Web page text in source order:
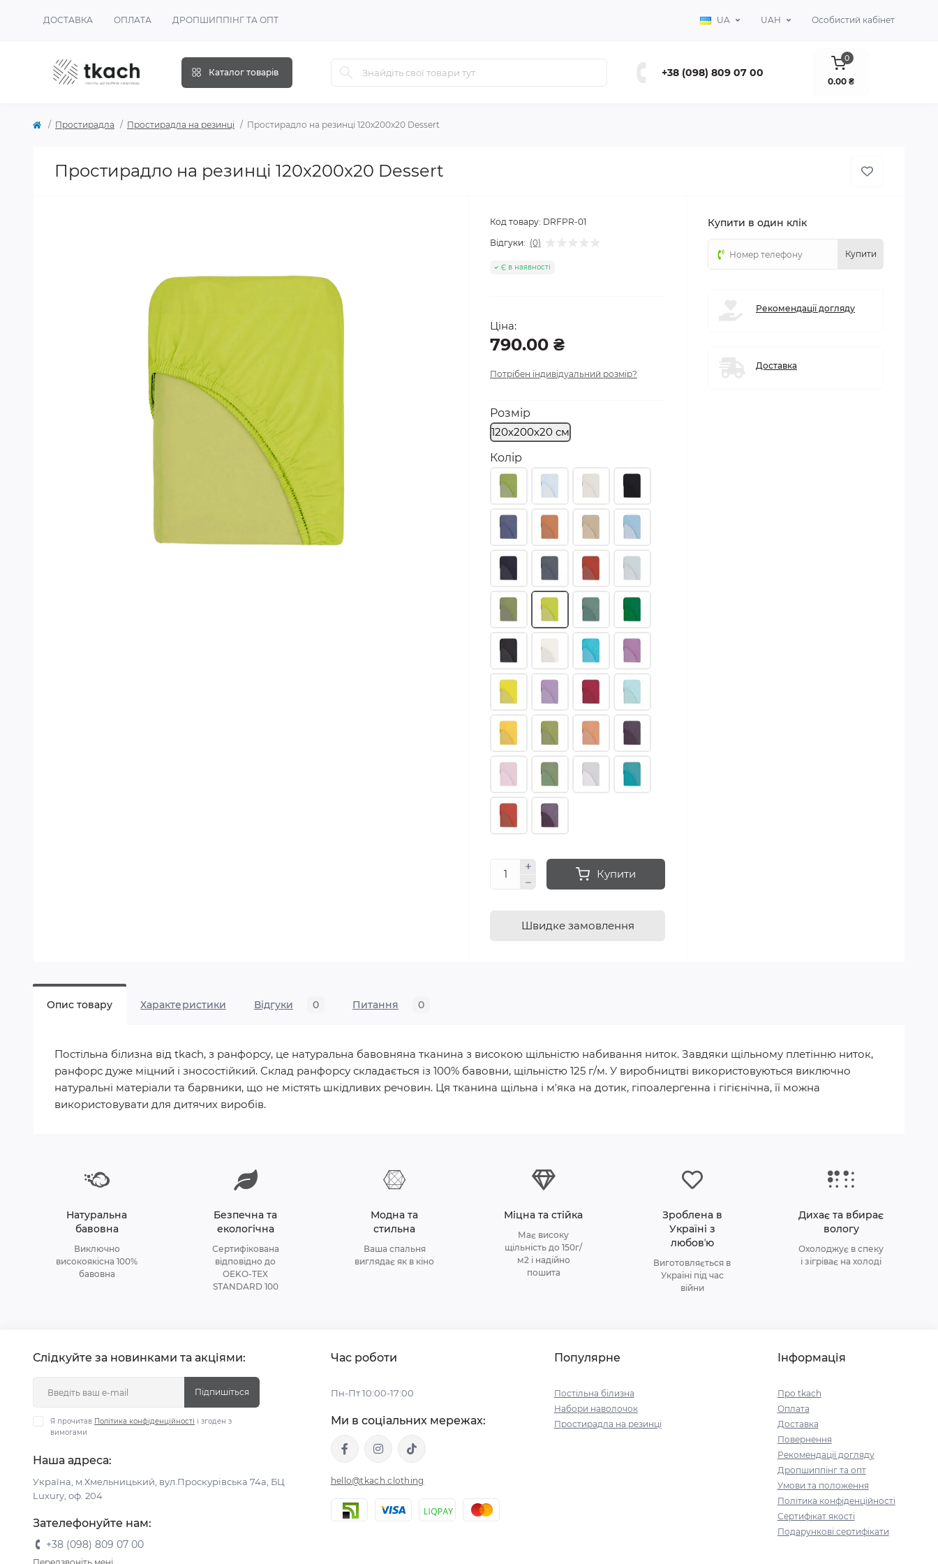
ДОСТАВКА ОПЛАТА ДРОПШИППІНГ ТА ОПТ UA UAH Особистий кабінет
Каталог товарів +38 (098) 809 07 00
0
0.00 ₴
Простирадла Простирадла на резинці Простирадло на резинці 120x200x20 Dessert
Простирадло на резинці 120x200x20 Dessert
Код товару: DRFPR-01
Відгуки: (0)
Є в наявності
Ціна:
790.00 ₴
Потрібен індивідуальний розмір?
Розмір
120х200х20 см
Колір
Купити
Швидке замовлення
Купити в один клік
Купити
Рекомендації догляду
Доставка
Опис товару Характеристики Відгуки 0 Питання 0
Постільна білизна від tkach, з ранфорсу, це натуральна бавовняна тканина з високою щільністю набивання ниток. Завдяки щільному плетінню ниток,
ранфорс дуже міцний і зносостійкий. Склад ранфорсу складається із 100% бавовни, щільністю 125 г/м. У виробництві використовуються виключно
натуральні матеріали та барвники, що не містять шкідливих речовин. Ця тканина щільна і м'яка на дотик, гіпоалергенна і гігієнічна, її можна
використовувати для дитячих виробів.
Натуральна
бавовна
Виключно
високоякісна 100%
бавовна
Безпечна та
екологічна
Сертифікована
відповідно до
OEKO-TEX
STANDARD 100
Модна та
стильна
Ваша спальня
виглядає як в кіно
Міцна та стійка
Має високу
щільність до 150г/
м2 і надійно
пошита
Зроблена в
Україні з
любовʼю
Виготовляється в
Україні під час
війни
Дихає та вбирає
вологу
Охолоджує в спеку
і зігріває на холоді
Слідкуйте за новинками та акціями:
Підпишіться
Я прочитав Політика конфіденційності і згоден з
вимогами
Наша адреса:
Україна, м.Хмельницький, вул.Проскурівська 74а, БЦ
Luxury, оф. 204
Зателефонуйте нам:
+38 (098) 809 07 00
Час роботи
Пн-Пт 10:00-17:00
Ми в соціальних мережах:
hello@tkach.clothing
Популярне
Постільна білизна
Набори наволочок
Простирадла на резинці
Інформація
Про tkach
Оплата
Доставка
Повернення
Рекомендації догляду
Дропшиппінг та опт
Умови та положення
Політика конфіденційності
Сертифікат якості
Подарункові сертифікати